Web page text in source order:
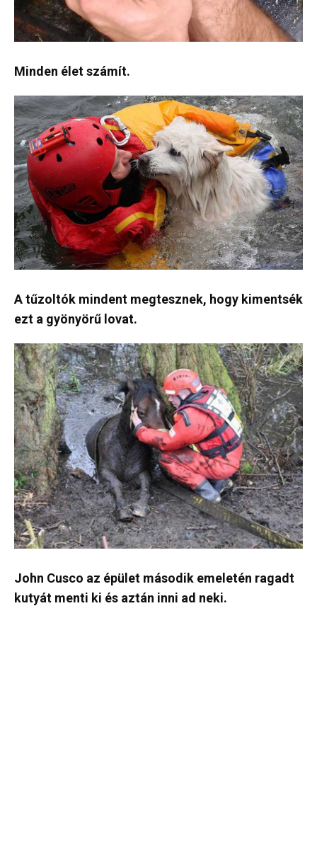
Minden élet számít.
A tűzoltók mindent megtesznek, hogy kimentsék
ezt a gyönyörű lovat.
John Cusco az épület második emeletén ragadt
kutyát menti ki és aztán inni ad neki.